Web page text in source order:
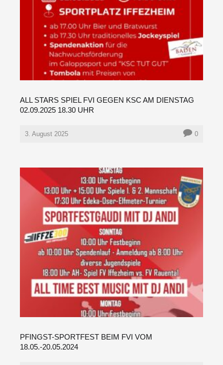
ALL STARS SPIEL FVI GEGEN KSC AM DIENSTAG
02.09.2025 18.30 UHR
3. August 2025 0
PFINGST-SPORTFEST BEIM FVI VOM
18.05.-20.05.2024